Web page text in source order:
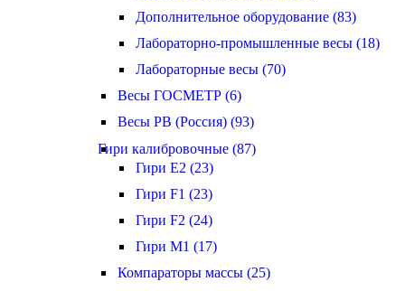
Дополнительное оборудование (83)
Лабораторно-промышленные весы (18)
Лабораторные весы (70)
Весы ГОСМЕТР (6)
Весы РВ (Россия) (93)
Гири калибровочные (87)
Гири E2 (23)
Гири F1 (23)
Гири F2 (24)
Гири M1 (17)
Компараторы массы (25)